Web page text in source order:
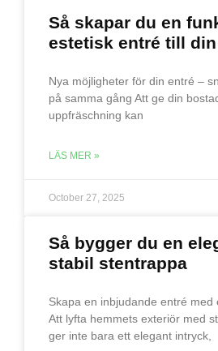
Så skapar du en
estetisk entré till
Nya möjligheter för din entré –
på samma gång Att ge din
uppfräschning kan
LÄS MER »
October 27, 2025
Så bygger du en
stabil stentrappa
Skapa en inbjudande entré med
Att lyfta hemmets exteriör med
ger inte bara ett elegant intryck,